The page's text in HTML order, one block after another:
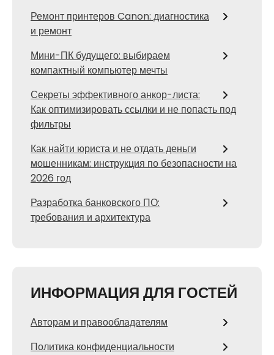
Ремонт принтеров Canon: диагностика
и ремонт
Мини-ПК будущего: выбираем
компактный компьютер мечты
Секреты эффективного анкор-листа:
Как оптимизировать ссылки и не попасть под
фильтры
Как найти юриста и не отдать деньги
мошенникам: инструкция по безопасности на
2026 год
Разработка банковского ПО:
требования и архитектура
ИНФОРМАЦИЯ ДЛЯ ГОСТЕЙ
Авторам и правообладателям
Политика конфиденциальности